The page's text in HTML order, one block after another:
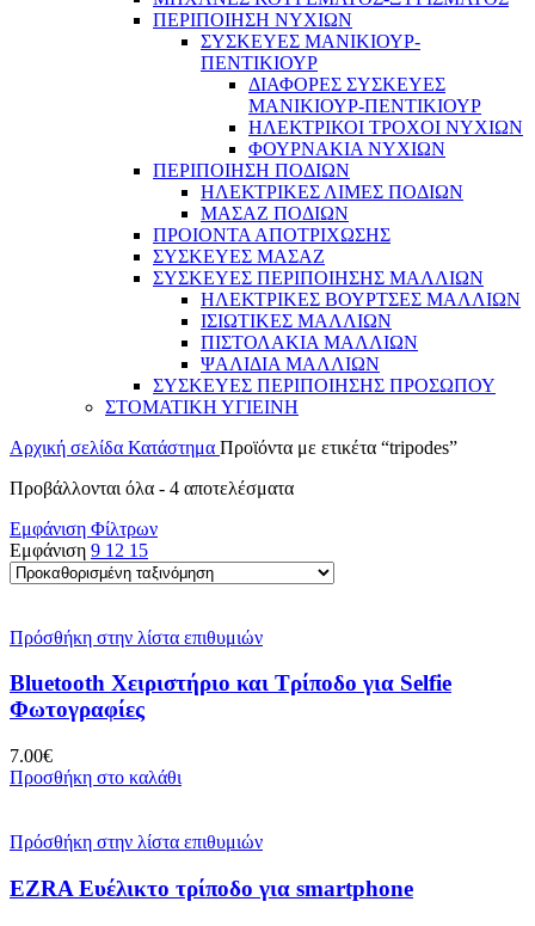
ΠΕΡΙΠΟΙΗΣΗ ΝΥΧΙΩΝ
ΣΥΣΚΕΥΕΣ ΜΑΝΙΚΙΟΥΡ-
ΠΕΝΤΙΚΙΟΥΡ
ΔΙΑΦΟΡΕΣ ΣΥΣΚΕΥΕΣ
ΜΑΝΙΚΙΟΥΡ-ΠΕΝΤΙΚΙΟΥΡ
ΗΛΕΚΤΡΙΚΟΙ ΤΡΟΧΟΙ ΝΥΧΙΩΝ
ΦΟΥΡΝΑΚΙΑ ΝΥΧΙΩΝ
ΠΕΡΙΠΟΙΗΣΗ ΠΟΔΙΩΝ
ΗΛΕΚΤΡΙΚΕΣ ΛΙΜΕΣ ΠΟΔΙΩΝ
ΜΑΣΑΖ ΠΟΔΙΩΝ
ΠΡΟΙΟΝΤΑ ΑΠΟΤΡΙΧΩΣΗΣ
ΣΥΣΚΕΥΕΣ ΜΑΣΑΖ
ΣΥΣΚΕΥΕΣ ΠΕΡΙΠΟΙΗΣΗΣ ΜΑΛΛΙΩΝ
ΗΛΕΚΤΡΙΚΕΣ ΒΟΥΡΤΣΕΣ ΜΑΛΛΙΩΝ
ΙΣΙΩΤΙΚΕΣ ΜΑΛΛΙΩΝ
ΠΙΣΤΟΛΑΚΙΑ ΜΑΛΛΙΩΝ
ΨΑΛΙΔΙΑ ΜΑΛΛΙΩΝ
ΣΥΣΚΕΥΕΣ ΠΕΡΙΠΟΙΗΣΗΣ ΠΡΟΣΩΠΟΥ
ΣΤΟΜΑΤΙΚΗ ΥΓΙΕΙΝΗ
Αρχική σελίδα Κατάστημα Προϊόντα με ετικέτα “tripodes”
Προβάλλονται όλα - 4 αποτελέσματα
Εμφάνιση Φίλτρων
Εμφάνιση 9 12 15
Πρόσθήκη στην λίστα επιθυμιών
Bluetooth Χειριστήριο και Τρίποδο για Selfie
Φωτογραφίες
7.00€
Προσθήκη στο καλάθι
Πρόσθήκη στην λίστα επιθυμιών
EZRA Ευέλικτο τρίποδο για smartphone